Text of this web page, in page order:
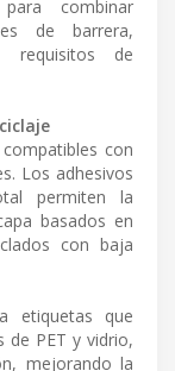
combinar
de barrera,
requisitos de
con
Los adhesivos
permiten la
basados en
con baja
etiquetas que
de PET y vidrio,
mejorando la